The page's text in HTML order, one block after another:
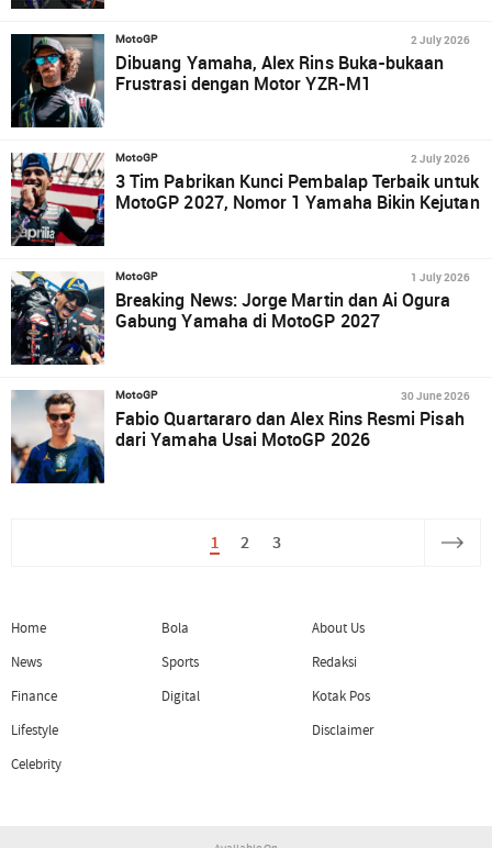
MotoGP 2 July 2026
Dibuang Yamaha, Alex Rins Buka-bukaan
Frustrasi dengan Motor YZR-M1
MotoGP 2 July 2026
3 Tim Pabrikan Kunci Pembalap Terbaik untuk
MotoGP 2027, Nomor 1 Yamaha Bikin Kejutan
MotoGP 1 July 2026
Breaking News: Jorge Martin dan Ai Ogura
Gabung Yamaha di MotoGP 2027
MotoGP 30 June 2026
Fabio Quartararo dan Alex Rins Resmi Pisah
dari Yamaha Usai MotoGP 2026
1 2 3
Home
News
Finance
Lifestyle
Celebrity
Bola
Sports
Digital
About Us
Redaksi
Kotak Pos
Disclaimer